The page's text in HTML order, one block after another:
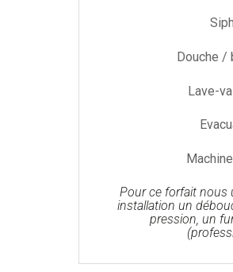
Douche /
Lave-
Pour ce forfait nous
installation un
pression, un